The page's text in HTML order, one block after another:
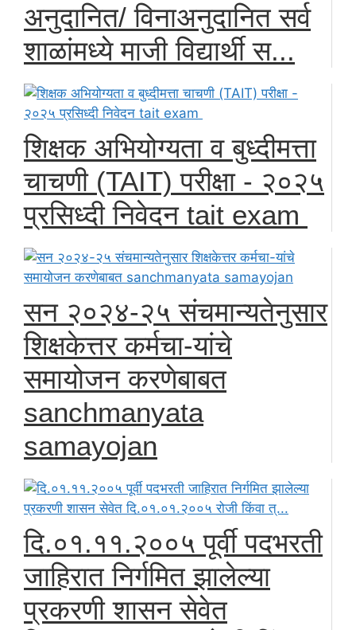
अनुदानित/ विनाअनुदानित सर्व
शाळांमध्ये माजी विद्यार्थी स...
शिक्षक अभियोग्यता व बुध्दीमत्ता
चाचणी (TAIT) परीक्षा - २०२५
प्रसिध्दी निवेदन tait exam
सन २०२४-२५ संचमान्यतेनुसार
शिक्षकेत्तर कर्मचा-यांचे
समायोजन करणेबाबत
sanchmanyata
samayojan
दि.०१.११.२००५ पूर्वी पदभरती
जाहिरात निर्गमित झालेल्या
प्रकरणी शासन सेवेत